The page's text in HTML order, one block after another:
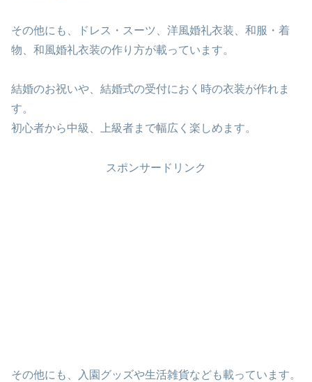
その他にも、ドレス・スーツ、洋風婚礼衣装、和服・着
物、和風婚礼衣装の作り方が載っています。
結婚のお祝いや、結婚式の受付におく時の衣装が作れま
す。
初心者から中級、上級者まで幅広く楽しめます。
スポンサードリンク
その他にも、入園グッズや生活雑貨なども載っています。